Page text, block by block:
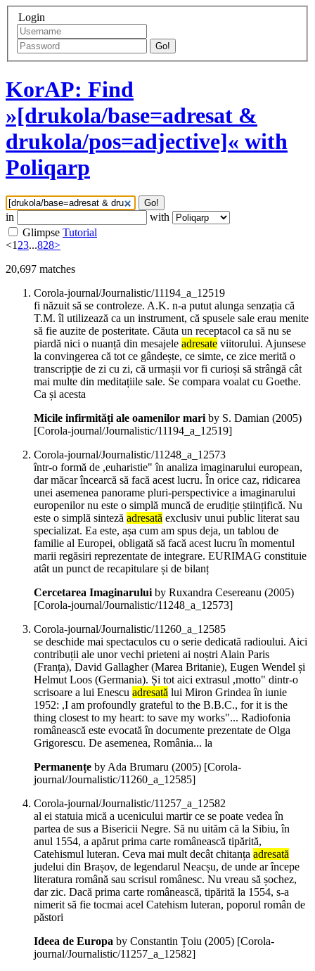
Login
Go!
KorAP: Find
»[drukola/base=adresat &
drukola/pos=adjective]« with
Poliqarp
Go!
in
with
Glimpse Tutorial
<123...828>
20,697 matches
Corola-journal/Journalistic/11194_a_12519
fi năzuit să se controleze. A.K. n-a putut alunga senzația că
T.M. îl utilizează ca un instrument, că spusele sale erau menite
să fie auzite de posteritate. Căuta un receptacol ca să nu se
piardă nici o nuanță din mesajele adresate viitorului. Ajunsese
la convingerea că tot ce gândește, ce simte, ce zice merită o
transcripție de zi cu zi, că urmașii vor fi curioși să strângă cât
mai multe din meditațiile sale. Se compara voalat cu Goethe.
Ca și acesta
Micile infirmități ale oamenilor mariby S. Damian (2005)
[Corola-journal/Journalistic/11194_a_12519]
Corola-journal/Journalistic/11248_a_12573
într-o formă de ,euharistie" în analiza imaginarului european,
dar măcar încearcă să facă acest lucru. În orice caz, ridicarea
unei asemenea panorame pluri-perspectivice a imaginarului
europenilor nu este o simplă muncă de erudiție științifică. Nu
este o simplă sinteză adresată exclusiv unui public literat sau
specializat. Ea este, așa cum am spus deja, un tablou de
familie al Europei, obligată să facă acest lucru în momentul
marii regăsiri reprezentate de integrare. EURIMAG constituie
atât un punct de recapitulare și de bilanț
Cercetarea Imaginaruluiby Ruxandra Cesereanu (2005)
[Corola-journal/Journalistic/11248_a_12573]
Corola-journal/Journalistic/11260_a_12585
se deschide mai spectaculos cu o serie dedicată radioului. Aici
contribuții ale unor vechi prieteni ai noștri Alain Paris
(Franța), David Gallagher (Marea Britanie), Eugen Wendel și
Helmut Loos (Germania). Și tot aici extrasul ,motto" dintr-o
scrisoare a lui Enescu adresată lui Miron Grindea în iunie
1952: ,I am profoundly grateful to the B.B.C., for it is the
thing closest to my heart: to save my works"... Radiofonia
românească este evocată în documente prezentate de Olga
Grigorescu. De asemenea, România... la
Permanențe by Ada Brumaru (2005) [Corola-
journal/Journalistic/11260_a_12585]
Corola-journal/Journalistic/11257_a_12582
al ei statuia mică a ucenicului martir ce se poate vedea în
partea de sus a Bisericii Negre. Să nu uităm că la Sibiu, în
anul 1554, a apărut prima carte românească tipărită,
Catehismul luteran. Ceva mai mult decât chitanța adresată
judelui din Brașov, de legendarul Neacșu, de unde ar începe
literatura română sau scrisul românesc. Nu vreau să șochez,
dar zic. Dacă prima carte românească, tipărită la 1554, s-a
nimerit să fie tocmai acel Catehism luteran, poporul român de
păstori
Ideea de Europa by Constantin Țoiu (2005) [Corola-
journal/Journalistic/11257_a_12582]